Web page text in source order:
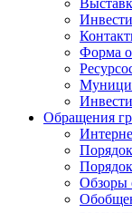
Форма
Обращения
Обзоры